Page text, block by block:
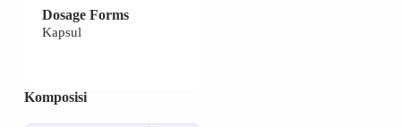
Dosage Forms
Kapsul
Komposisi